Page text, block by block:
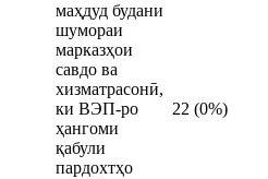
маҳдуд будани
шумораи
марказҳои
савдо ва
хизматрасонӣ,
ки ВЭП-ро
ҳангоми
қабули
пардохтҳо
22 (0%)